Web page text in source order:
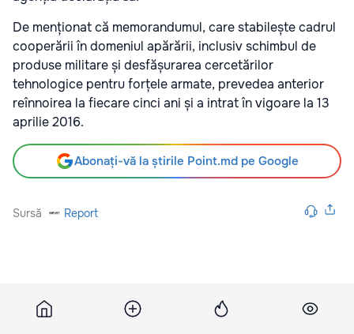
De menționat că memorandumul, care stabilește cadrul
cooperării în domeniul apărării, inclusiv schimbul de
produse militare și desfășurarea cercetărilor
tehnologice pentru forțele armate, prevedea anterior
reînnoirea la fiecare cinci ani și a intrat în vigoare la 13
aprilie 2016.
Abonați-vă la știrile Point.md pe Google
Sursă Report